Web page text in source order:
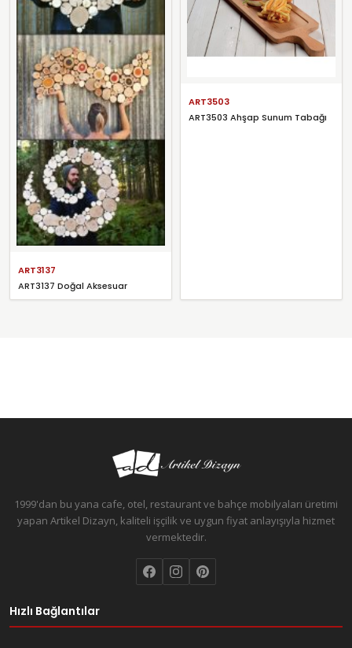
ART3137
ART3137 Doğal Aksesuar
ART3503
ART3503 Ahşap Sunum Tabağı
1999'dan bu yana cafe, otel, restaurant ve bahçe mobilyaları üretimi
yapan Artikel Dizayn, kaliteli işçilik ve uygun fiyat anlayışıyla hizmet
vermektedir.
Hızlı Bağlantılar